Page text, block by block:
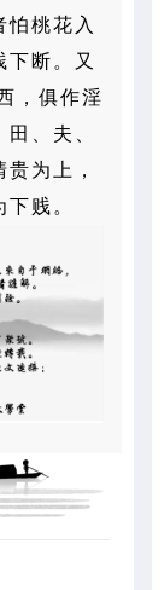
桃花入
断。又
，俱作淫
、夫、
为上，
贱。